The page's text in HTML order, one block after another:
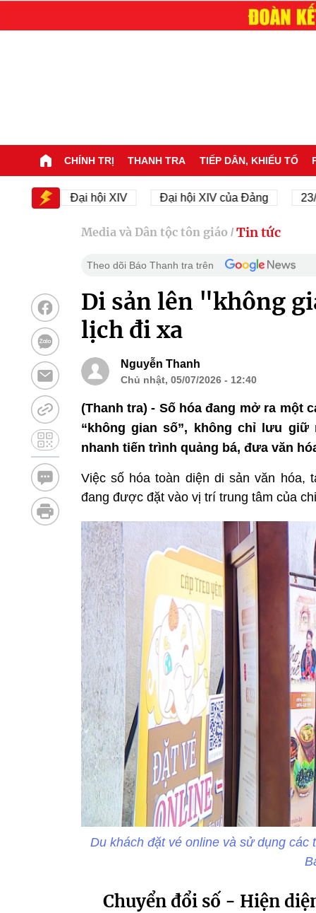
CHÍNH TRỊ THANH TRA TIẾP DÂN, KHIẾU TỐ
Đại hội XIV Đại hội XIV của Đảng 23/11/
Media và Dân tộc tôn giáo / Tin tức
Theo dõi Báo Thanh tra trên
Di sản lên "không
lịch đi xa
Nguyễn Thanh
Chủ nhật, 05/07/2026 - 12:40
(Thanh tra) - Số hóa đang mở ra một
“không gian số”, không chỉ lưu
nhanh tiến trình quảng bá, đưa văn
Việc số hóa toàn diện di sản văn
đang được đặt vào vị trí trung tâm của
Du khách đặt vé online và sử dụng
Chuyển đổi số - Hiện